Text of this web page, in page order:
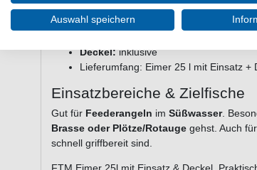
Volumen:25 l
Hersteller:FTM
Deckel:inklusive
Lieferumfang: Eimer 25 l mit Einsatz +
Einsatzbereiche & Zielfische
Gut für Feederangeln im Süßwasser.
Brasse oder Plötze/Rotauge gehst. Auch
schnell griffbereit sind.
FTM Eimer 25l mit Einsatz & Deckel.
Auswahl speichern